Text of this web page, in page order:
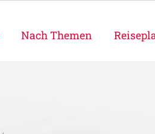
Nach Themen